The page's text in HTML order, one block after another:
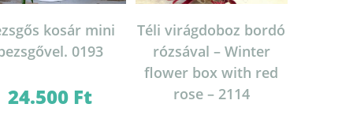
kosár mini
0193
24.500 Ft
Téli virágdoboz bordó
rózsával – Winter
flower box with red
rose – 2114